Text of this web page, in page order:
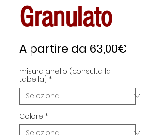
Granulato
A partire da 63,00€
misura anello (consulta la
tabella) *
Colore *